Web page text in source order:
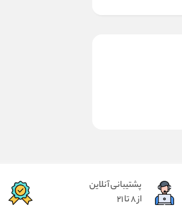
پشتیبانی آنلاین
از 8 تا 21